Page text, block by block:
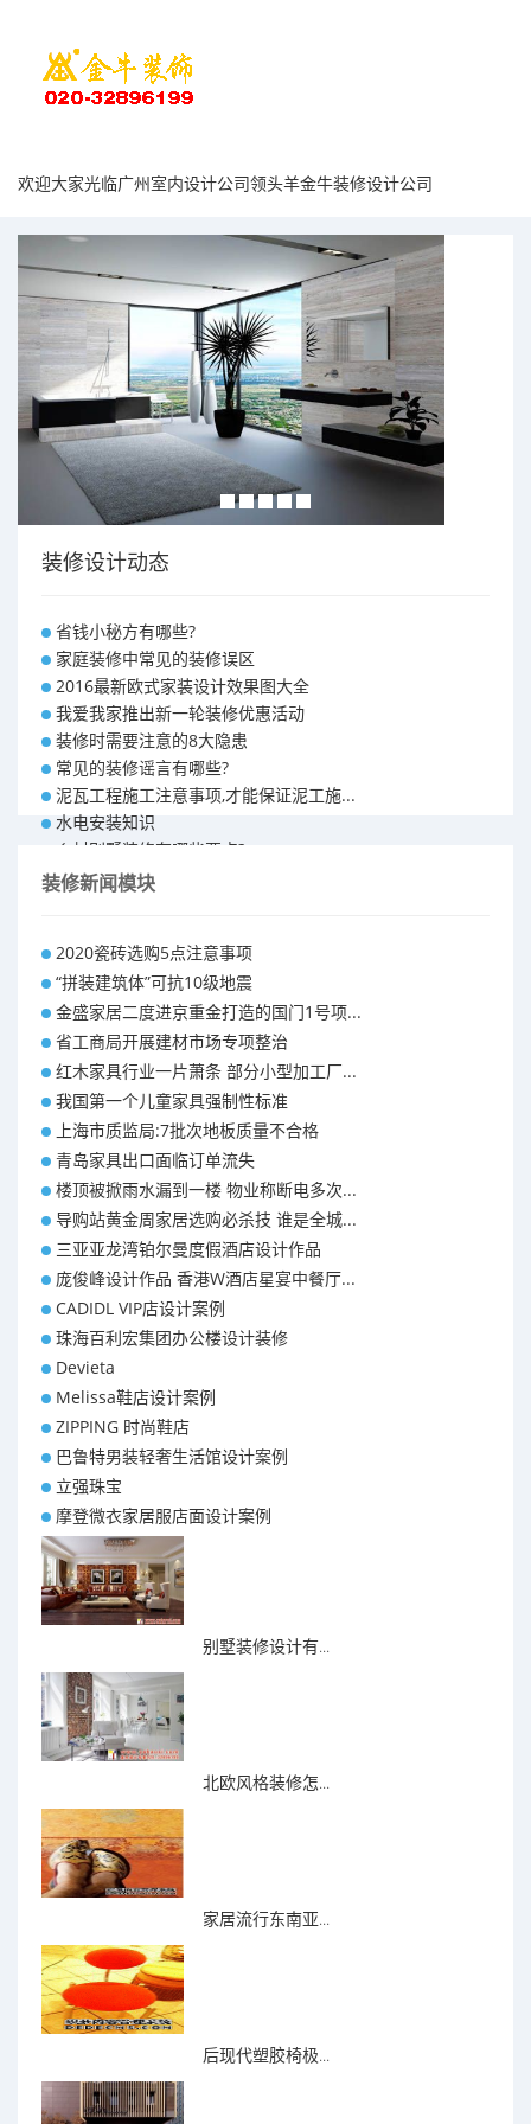
欢迎大家光临广州室内设计公司领头羊金牛装修设计公司
装修设计动态
省钱小秘方有哪些?
家庭装修中常见的装修误区
2016最新欧式家装设计效果图大全
我爱我家推出新一轮装修优惠活动
装修时需要注意的8大隐患
常见的装修谣言有哪些?
泥瓦工程施工注意事项,才能保证泥工施...
水电安装知识
乡村别墅装修有哪些要点?
别墅怎样装修之装修技巧
昆明110平米装修预算 装修报价清单
昆明100平米装修多少钱
装修新闻模块
2020瓷砖选购5点注意事项
“拼装建筑体”可抗10级地震
金盛家居二度进京重金打造的国门1号项...
省工商局开展建材市场专项整治
红木家具行业一片萧条 部分小型加工厂...
我国第一个儿童家具强制性标准
上海市质监局:7批次地板质量不合格
青岛家具出口面临订单流失
楼顶被掀雨水漏到一楼 物业称断电多次...
导购站黄金周家居选购必杀技 谁是全城...
三亚亚龙湾铂尔曼度假酒店设计作品
庞俊峰设计作品 香港W酒店星宴中餐厅...
CADIDL VIP店设计案例
珠海百利宏集团办公楼设计装修
Devieta
Melissa鞋店设计案例
ZIPPING 时尚鞋店
巴鲁特男装轻奢生活馆设计案例
立强珠宝
摩登微衣家居服店面设计案例
别墅装修设计有...
北欧风格装修怎...
家居流行东南亚...
后现代塑胶椅极...